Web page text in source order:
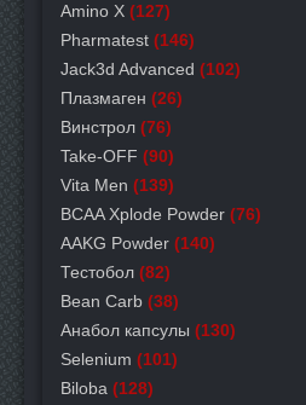
Amino X (127)
Pharmatest (146)
Jack3d Advanced (102)
Плазмаген (26)
Винстрол (76)
Take-OFF (90)
Vita Men (139)
BCAA Xplode Powder (76)
AAKG Powder (140)
Тестобол (82)
Bean Carb (38)
Анабол капсулы (130)
Selenium (101)
Biloba (128)